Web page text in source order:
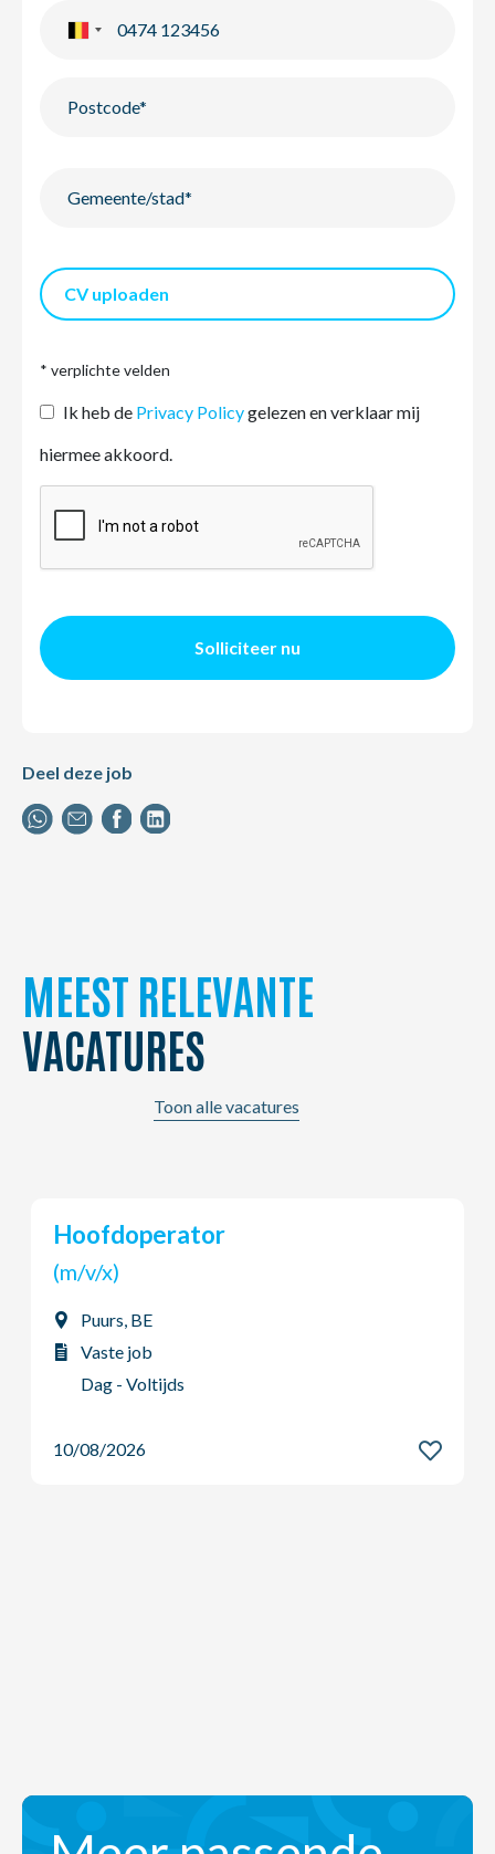
CV uploaden
* verplichte velden
Ik heb de Privacy Policygelezen en verklaar mij
hiermee akkoord.
Solliciteer nu
Deel deze job
MEEST RELEVANTE
VACATURES
Toon alle vacatures
VERKOOPSMEDEWERKER
FASION KIDS REGIO TOR...
Aartrijke, BE
Vaste job